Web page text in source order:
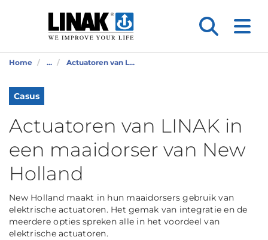
Home ... Actuatoren van L...
Casus
Actuatoren van LINAK in
een maaidorser van New
Holland
New Holland maakt in hun maaidorsers gebruik van
elektrische actuatoren. Het gemak van integratie en de
meerdere opties spreken alle in het voordeel van
elektrische actuatoren.